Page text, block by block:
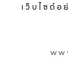
เว็บไซต์อ